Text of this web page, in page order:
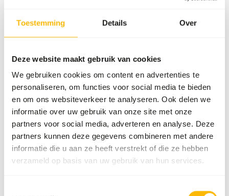
Toestemming Details Over
Deze website maakt gebruik van cookies
We gebruiken cookies om content en advertenties te
personaliseren, om functies voor social media te bieden
en om ons websiteverkeer te analyseren. Ook delen we
informatie over uw gebruik van onze site met onze
partners voor social media, adverteren en analyse. Deze
partners kunnen deze gegevens combineren met andere
informatie die u aan ze heeft verstrekt of die ze hebben
verzameld op basis van uw gebruik van hun services.
Scharrelvarkenmuesli
Prijs per :15 kg zak
VERWACHTE LEVERTIJD MIN. 5 WERKDAGEN
Meer informatie